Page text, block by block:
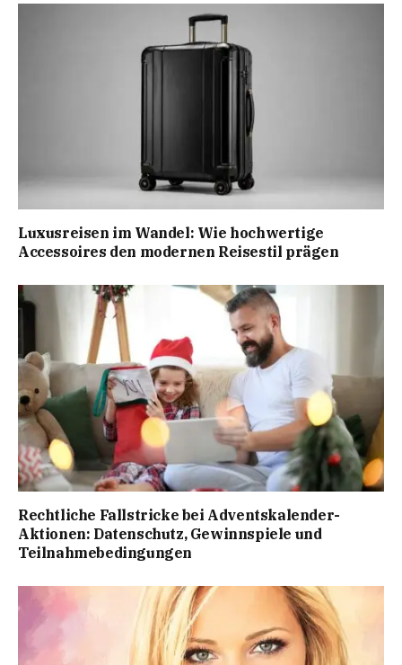
Luxusreisen im Wandel: Wie hochwertige
Accessoires den modernen Reisestil prägen
Rechtliche Fallstricke bei Adventskalender-
Aktionen: Datenschutz, Gewinnspiele und
Teilnahmebedingungen